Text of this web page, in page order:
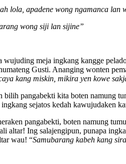
lola, apadene wong ngamanca
wong siji lan sijine”
wujuding meja ingkang kangge
Gusti. Ananging wonten
kang miskin, mikira yen kowe
bilih pangabekti kita boten namung
sejatos kedah kawujudaken
pangabekti, boten namung
altar! Ing salajengipun, punapa
wau! “Samubarang kabeh kang